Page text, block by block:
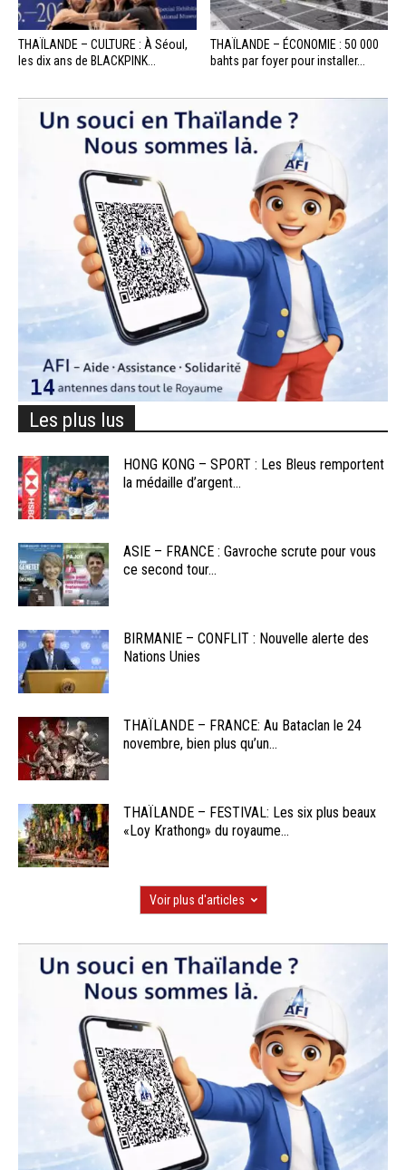
THAÏLANDE – CULTURE : À Séoul,
les dix ans de BLACKPINK...
THAÏLANDE – ÉCONOMIE : 50 000
bahts par foyer pour installer...
Les plus lus
HONG KONG – SPORT : Les Bleus remportent
la médaille d’argent...
ASIE – FRANCE : Gavroche scrute pour vous
ce second tour...
BIRMANIE – CONFLIT : Nouvelle alerte des
Nations Unies
THAÏLANDE – FRANCE: Au Bataclan le 24
novembre, bien plus qu’un...
THAÏLANDE – FESTIVAL: Les six plus beaux
«Loy Krathong» du royaume...
Voir plus d'articles